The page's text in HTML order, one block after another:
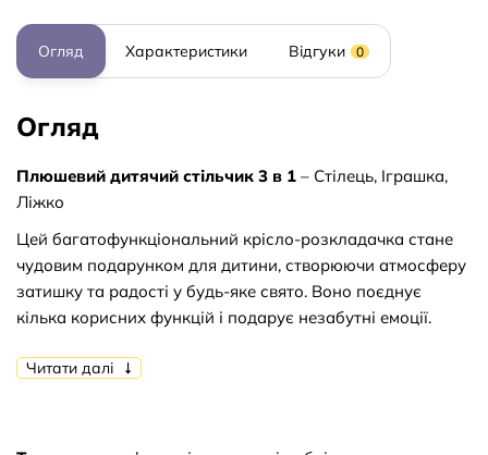
Огляд Характеристики Відгуки 0
Огляд
Плюшевий дитячий стільчик 3 в 1 – Стілець, Іграшка,
Ліжко
Цей багатофункціональний крісло-розкладачка стане
чудовим подарунком для дитини, створюючи атмосферу
затишку та радості у будь-яке свято. Воно поєднує
кілька корисних функцій і подарує незабутні емоції.
Переваги:
• Виготовлено із гіпоалергенних матеріалів високої
Читати далі